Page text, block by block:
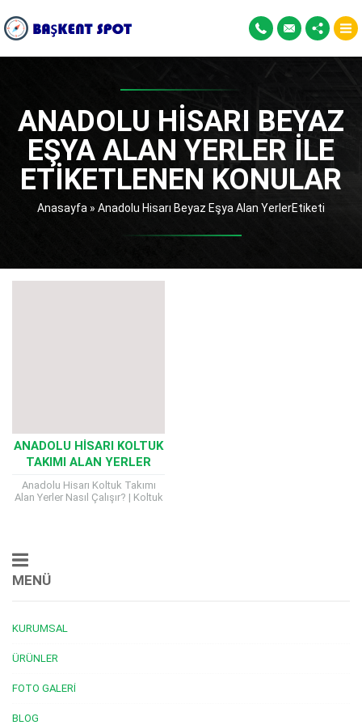
ANADOLU HISARI BEYAZ
EŞYA ALAN YERLER ILE
ETIKETLENEN KONULAR
Anasayfa » Anadolu Hisarı Beyaz Eşya Alan YerlerEtiketi
ANADOLU HISARI KOLTUK
TAKIMI ALAN YERLER
Anadolu Hisarı Koltuk Takımı
Alan Yerler Nasıl Çalışır? | Koltuk
MENÜ
KURUMSAL
ÜRÜNLER
FOTO GALERI
BLOG